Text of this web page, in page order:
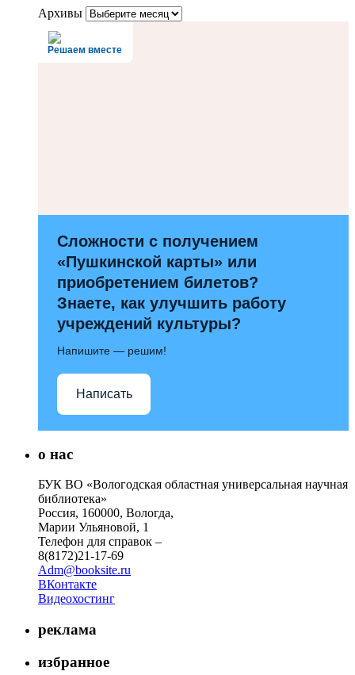
Архивы
Решаем вместе
Сложности с получением
«Пушкинской карты» или
приобретением билетов?
Знаете, как улучшить работу
учреждений культуры?
Напишите — решим!
Написать
о нас
БУК ВО «Вологодская областная универсальная научная
библиотека»
Россия, 160000, Вологда,
Марии Ульяновой, 1
Телефон для справок –
8(8172)21-17-69
Adm@booksite.ru
ВКонтакте
Видеохостинг
реклама
избранное